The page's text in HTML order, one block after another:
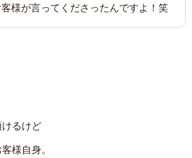
様が言ってくださったんですよ！笑
るけど
様自身。